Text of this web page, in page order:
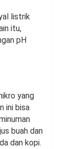
listrik
itu,
pH
yang
ini bisa
buah dan
dan kopi.